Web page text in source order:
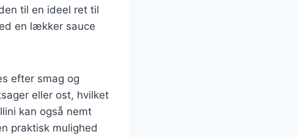
til en ideel ret til
en lækker sauce
efter smag og
eller ost, hvilket
kan også nemt
praktisk mulighed